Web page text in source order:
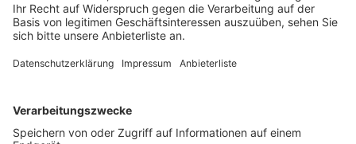
Jim Croce – I Got A Name
Anzeige
Wir benötigen Ihre
Zustimmung, um den YouTube